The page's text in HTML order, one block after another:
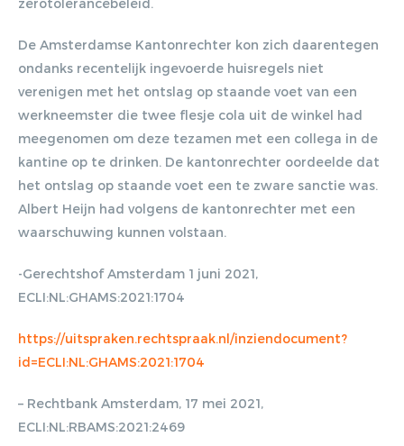
De Amsterdamse Kantonrechter kon zich daarentegen
ondanks recentelijk ingevoerde huisregels niet
verenigen met het ontslag op staande voet van een
werkneemster die twee flesje cola uit de winkel had
meegenomen om deze tezamen met een collega in de
kantine op te drinken. De kantonrechter oordeelde dat
het ontslag op staande voet een te zware sanctie was.
Albert Heijn had volgens de kantonrechter met een
waarschuwing kunnen volstaan.
-Gerechtshof Amsterdam 1 juni 2021,
ECLI:NL:GHAMS:2021:1704
https://uitspraken.rechtspraak.nl/inziendocument?
id=ECLI:NL:GHAMS:2021:1704
– Rechtbank Amsterdam, 17 mei 2021,
ECLI:NL:RBAMS:2021:2469
magazine